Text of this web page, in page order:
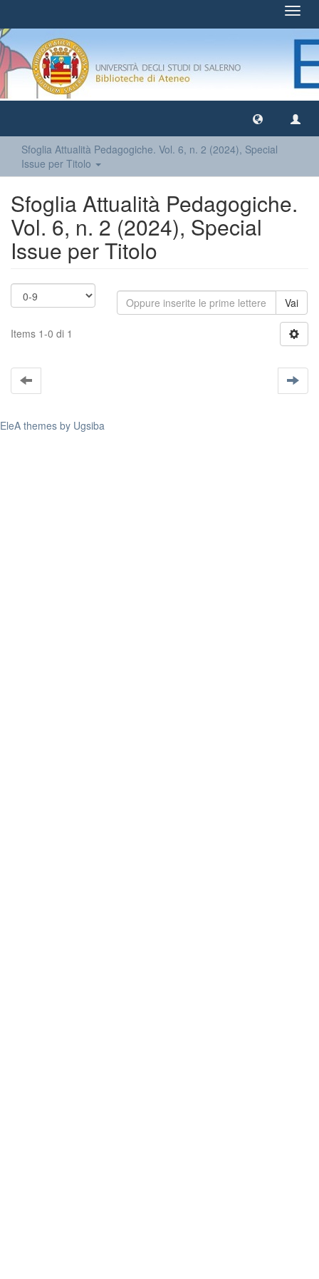
Sfoglia Attualità Pedagogiche. Vol. 6, n. 2 (2024), Special
Issue per Titolo
Sfoglia Attualità Pedagogiche.
Vol. 6, n. 2 (2024), Special
Issue per Titolo
Vai
Items 1-0 di 1
EleA themes by Ugsiba